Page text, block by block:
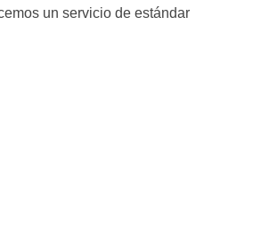
un servicio de estándar